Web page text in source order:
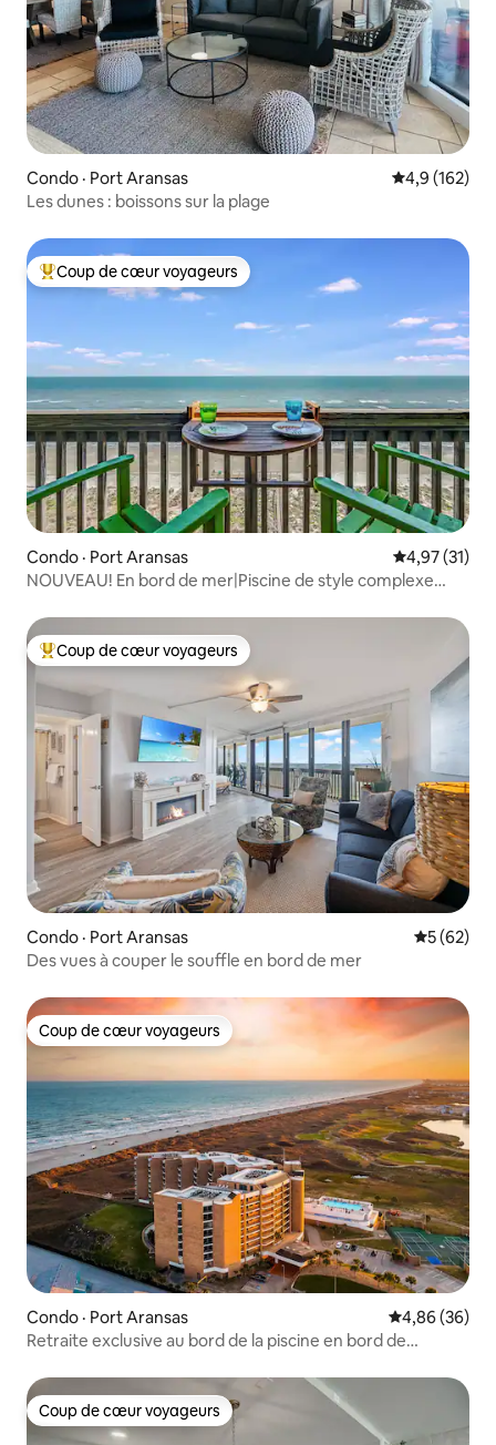
Condo · Port Aransas Note
4,9 (162)
Les dunes : boissons sur la plage
Coup de cœur voyageurs parmi les plus aimés
Coup de cœur voyageurs
Condo · Port Aransas Note
4,97 (31)
NOUVEAU! En bord de mer|Piscine de style complexe
Coup de cœur voyageurs parmi les plus aimés
Coup de cœur voyageurs
Condo · Port Aransas Note
5 (62)
Des vues à couper le souffle en bord de mer
Coup de cœur voyageurs
Coup de cœur voyageurs
Condo · Port Aransas Note
4,86 (36)
Retraite exclusive au bord de la piscine en bord de
Coup de cœur voyageurs
Coup de cœur voyageurs